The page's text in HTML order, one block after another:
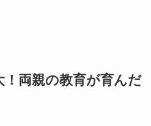
両親の教育が育んだ